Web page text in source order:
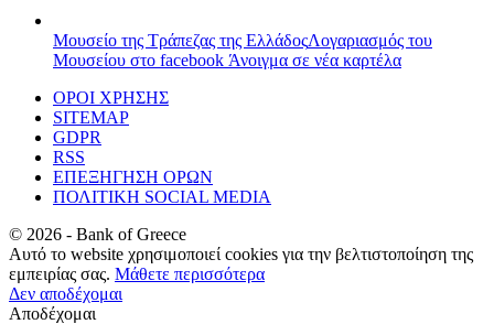
Μουσείο της Τράπεζας της ΕλλάδοςΛογαριασμός του
Μουσείου στο facebook Άνοιγμα σε νέα καρτέλα
ΟΡΟΙ ΧΡΗΣΗΣ
SITEMAP
GDPR
RSS
ΕΠΕΞΗΓΗΣΗ ΟΡΩΝ
ΠΟΛΙΤΙΚΗ SOCIAL MEDIA
© 2026 - Bank of Greece
Αυτό το website χρησιμοποιεί cookies για την βελτιστοποίηση της
εμπειρίας σας. Μάθετε περισσότερα
Δεν αποδέχομαι
Αποδέχομαι